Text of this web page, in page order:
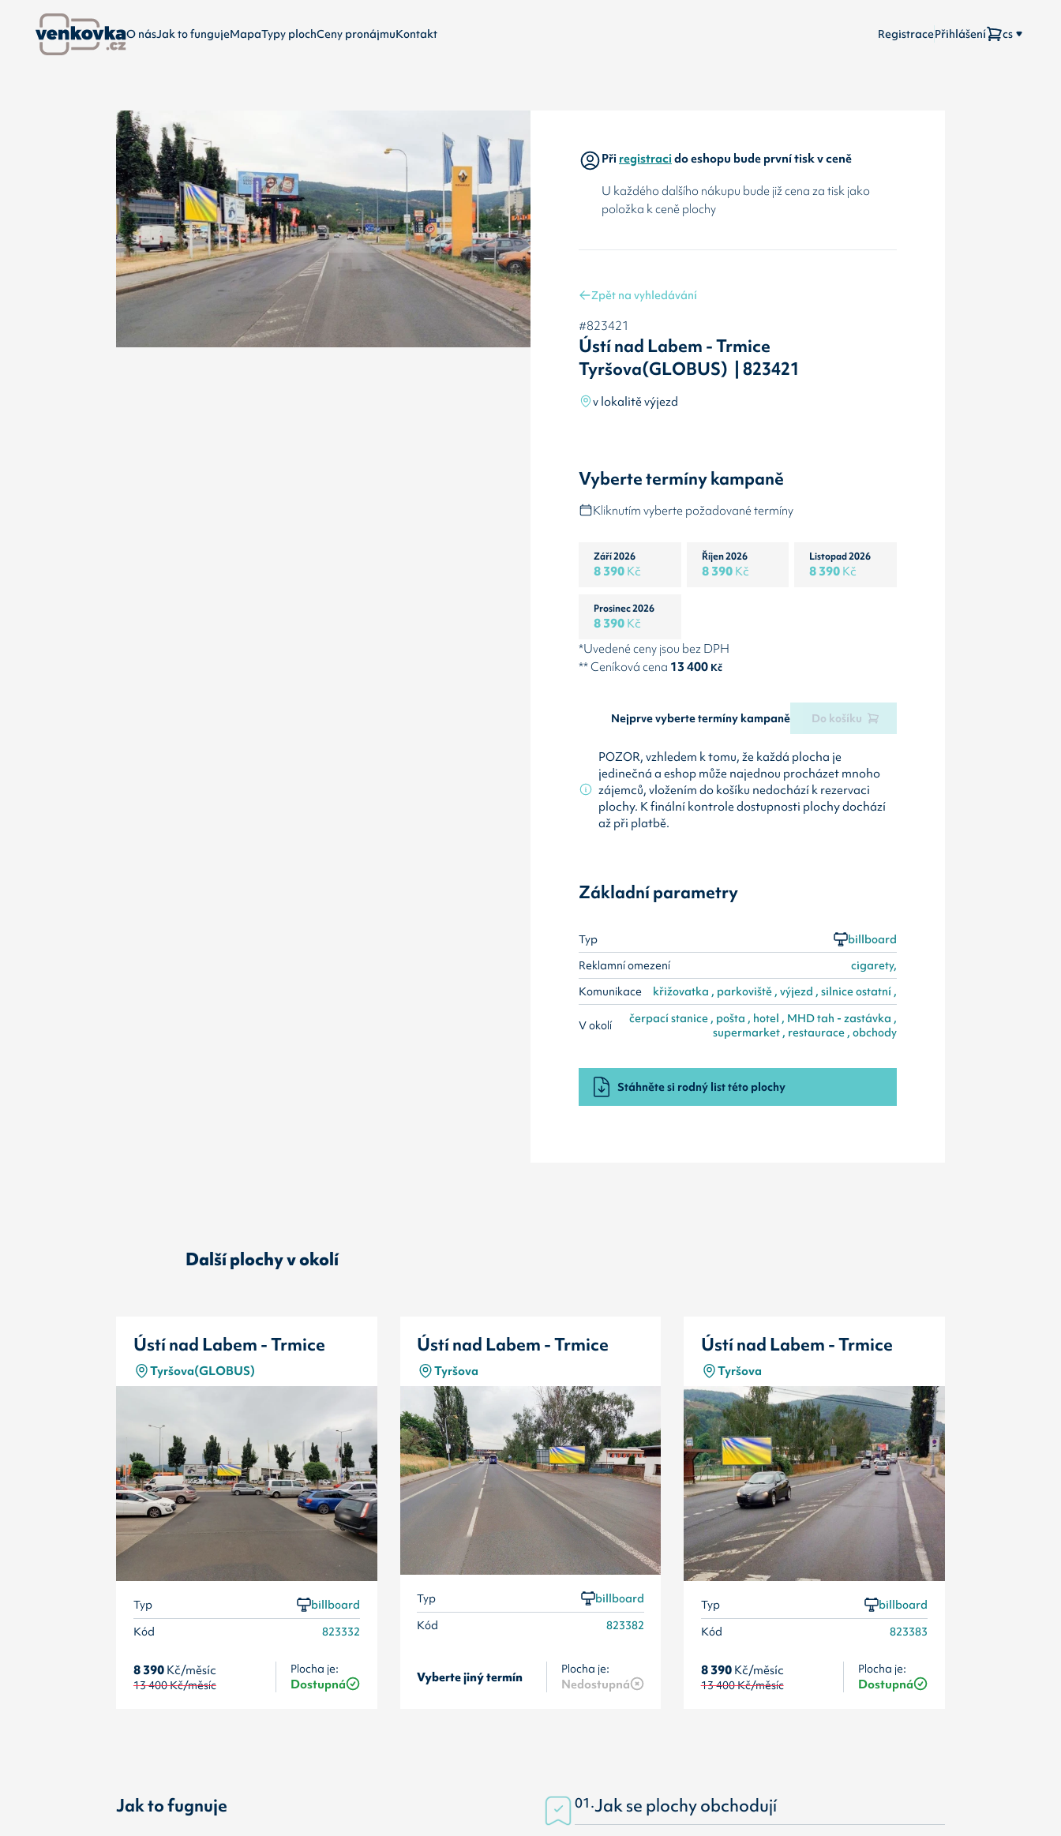
O násJak to fungujeMapaTypy plochCeny pronájmuKontakt RegistracePřihlášení cs
Přiregistracido eshopu bude první tisk v ceně
U každého dalšího nákupu bude již cena za tisk jako
položka k ceně plochy
Zpět na vyhledávání
#823421
Ústí nad Labem - Trmice
Tyršova(GLOBUS) | 823421
v lokalitě výjezd
Vyberte termíny kampaně
Kliknutím vyberte požadované termíny
Září 2026
8 390Kč
Říjen 2026
8 390Kč
Listopad 2026
8 390Kč
Prosinec 2026
8 390Kč
*Uvedené ceny jsou bez DPH
** Ceníková cena 13 400 Kč
Nejprve vyberte termíny kampaně Do košíku
POZOR, vzhledem k tomu, že každá plocha je
jedinečná a eshop může najednou procházet mnoho
zájemců, vložením do košíku nedochází k rezervaci
plochy. K finální kontrole dostupnosti plochy dochází
až při platbě.
Základní parametry
Typ
billboard
Reklamní omezení
cigarety,
Komunikace
křižovatka , parkoviště , výjezd , silnice ostatní ,
V okolí
čerpací stanice , pošta , hotel , MHD tah - zastávka ,
supermarket , restaurace , obchody
Stáhněte si rodný list této plochy
Další plochy v okolí
Ústí nad Labem - Trmice
Tyršova(GLOBUS)
Typ
billboard
Kód
823332
8 390Kč/měsíc
13 400Kč/měsíc
Plocha je:
Dostupná
Ústí nad Labem - Trmice
Tyršova
Typ
billboard
Kód
823382
Vyberte jiný termín Plocha je:
Nedostupná
Ústí nad Labem - Trmice
Tyršova
Typ
billboard
Kód
823383
8 390Kč/měsíc
13 400Kč/měsíc
Plocha je:
Dostupná
Jak to fugnuje 01.Jak se plochy obchodují